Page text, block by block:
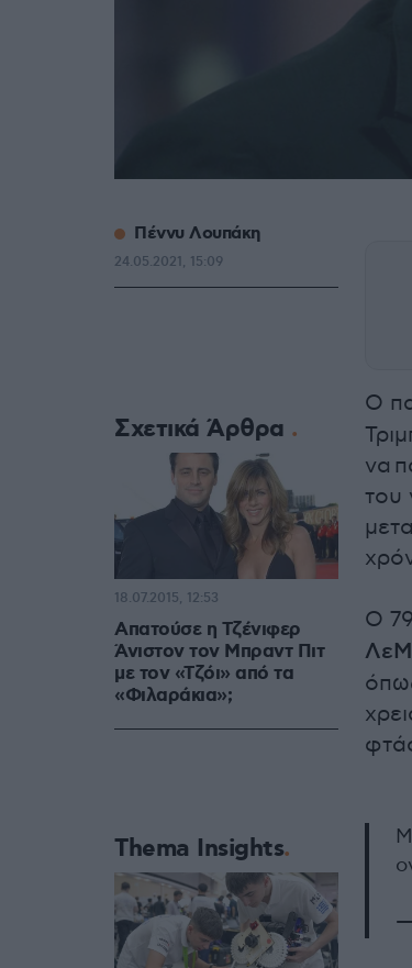
Ο
να
του
Ο
Πέννυ Λουπάκη
24.05.2021, 15:09
Σχετικά Άρθρα
Απατούσε η Τζένιφερ
Άνιστον τον Μπραντ Πιτ
με τον «Τζόι» από τα
«Φιλαράκια»;
18.07.2015, 12:53
Thema Insights